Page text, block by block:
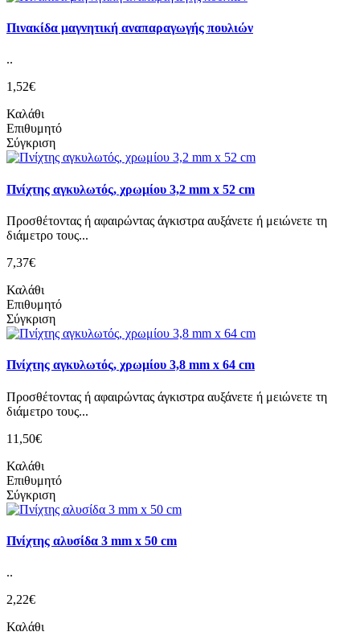
Πινακίδα μαγνητική αναπαραγωγής πουλιών
..
1,52€
Καλάθι
Επιθυμητό
Σύγκριση
Πνίχτης αγκυλωτός, χρωμίου 3,2 mm x 52 cm
Προσθέτοντας ή αφαιρώντας άγκιστρα αυξάνετε ή μειώνετε τη
διάμετρο τους...
7,37€
Καλάθι
Επιθυμητό
Σύγκριση
Πνίχτης αγκυλωτός, χρωμίου 3,8 mm x 64 cm
Προσθέτοντας ή αφαιρώντας άγκιστρα αυξάνετε ή μειώνετε τη
διάμετρο τους...
11,50€
Καλάθι
Επιθυμητό
Σύγκριση
Πνίχτης αλυσίδα 3 mm x 50 cm
..
2,22€
Καλάθι